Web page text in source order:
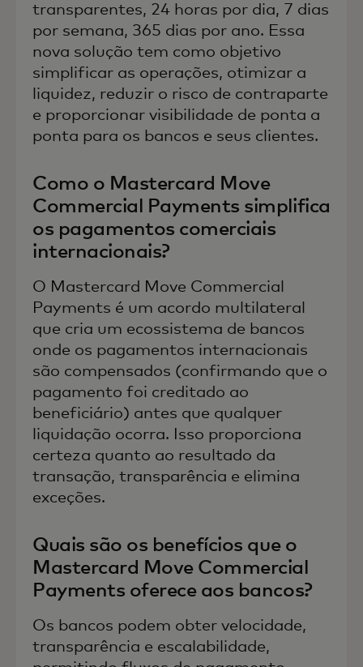
transparentes, 24 horas por dia, 7 dias
por semana, 365 dias por ano. Essa
nova solução tem como objetivo
simplificar as operações, otimizar a
liquidez, reduzir o risco de contraparte
e proporcionar visibilidade de ponta a
ponta para os bancos e seus clientes.
Como o Mastercard Move
Commercial Payments simplifica
os pagamentos comerciais
internacionais?
O Mastercard Move Commercial
Payments é um acordo multilateral
que cria um ecossistema de bancos
onde os pagamentos internacionais
são compensados (confirmando que o
pagamento foi creditado ao
beneficiário) antes que qualquer
liquidação ocorra. Isso proporciona
certeza quanto ao resultado da
transação, transparência e elimina
exceções.
Quais são os benefícios que o
Mastercard Move Commercial
Payments oferece aos bancos?
Os bancos podem obter velocidade,
transparência e escalabilidade,